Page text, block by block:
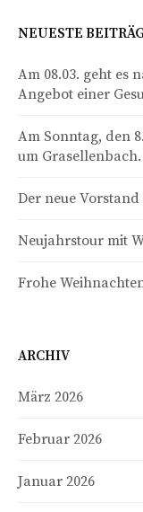
NEUESTE
Am 08.03. geht es
Angebot einer
Am Sonntag, den
um Grasellenbach.
Der neue
Neujahrstour mit
Frohe
ARCHIV
März 2026
Februar 2026
Januar 2026